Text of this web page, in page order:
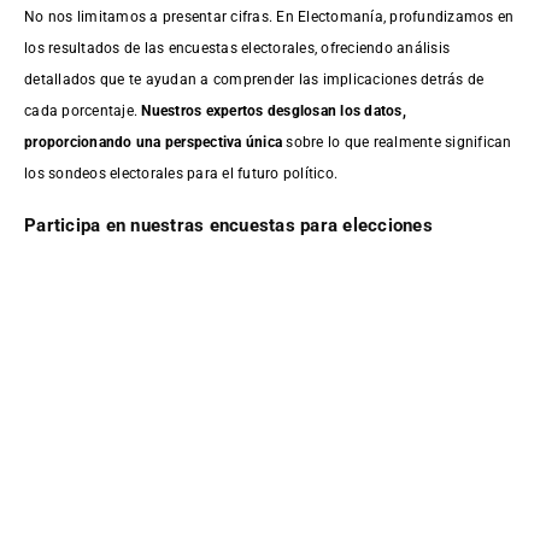
No nos limitamos a presentar cifras. En Electomanía, profundizamos en
los resultados de las encuestas electorales, ofreciendo análisis
detallados que te ayudan a comprender las implicaciones detrás de
cada porcentaje.Nuestros expertos desglosan los datos,
proporcionando una perspectiva única sobre lo que realmente significan
los sondeos electorales para el futuro político.
Participa en nuestras encuestas para elecciones